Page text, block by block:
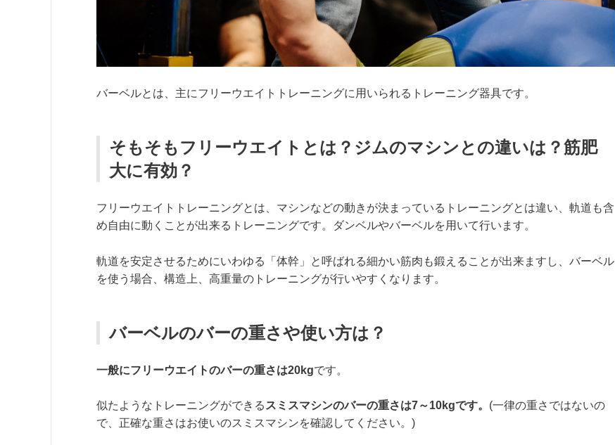
バーベルとは、主にフリーウエイトトレーニングに用いられるトレーニング器具です。
そもそもフリーウエイトとは？ジムのマシンとの違いは？筋肥
大に有効？
フリーウエイトトレーニングとは、マシンなどの動きが決まっているトレーニングとは違い、軌道も含
め自由に動くことが出来るトレーニングです。ダンベルやバーベルを用いて行います。
軌道を安定させるためにいわゆる「体幹」と呼ばれる細かい筋肉も鍛えることが出来ますし、バーベル
を使う場合、構造上、高重量のトレーニングが行いやすくなります。
バーベルのバーの重さや使い方は？
一般にフリーウエイトのバーの重さは20kgです。
似たようなトレーニングができる スミスマシンのバーの重さは7～10kgです。 (一律の重さではないの
で、正確な重さはお使いのスミスマシンを確認してください。)